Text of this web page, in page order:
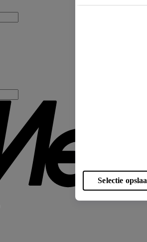
Selectie